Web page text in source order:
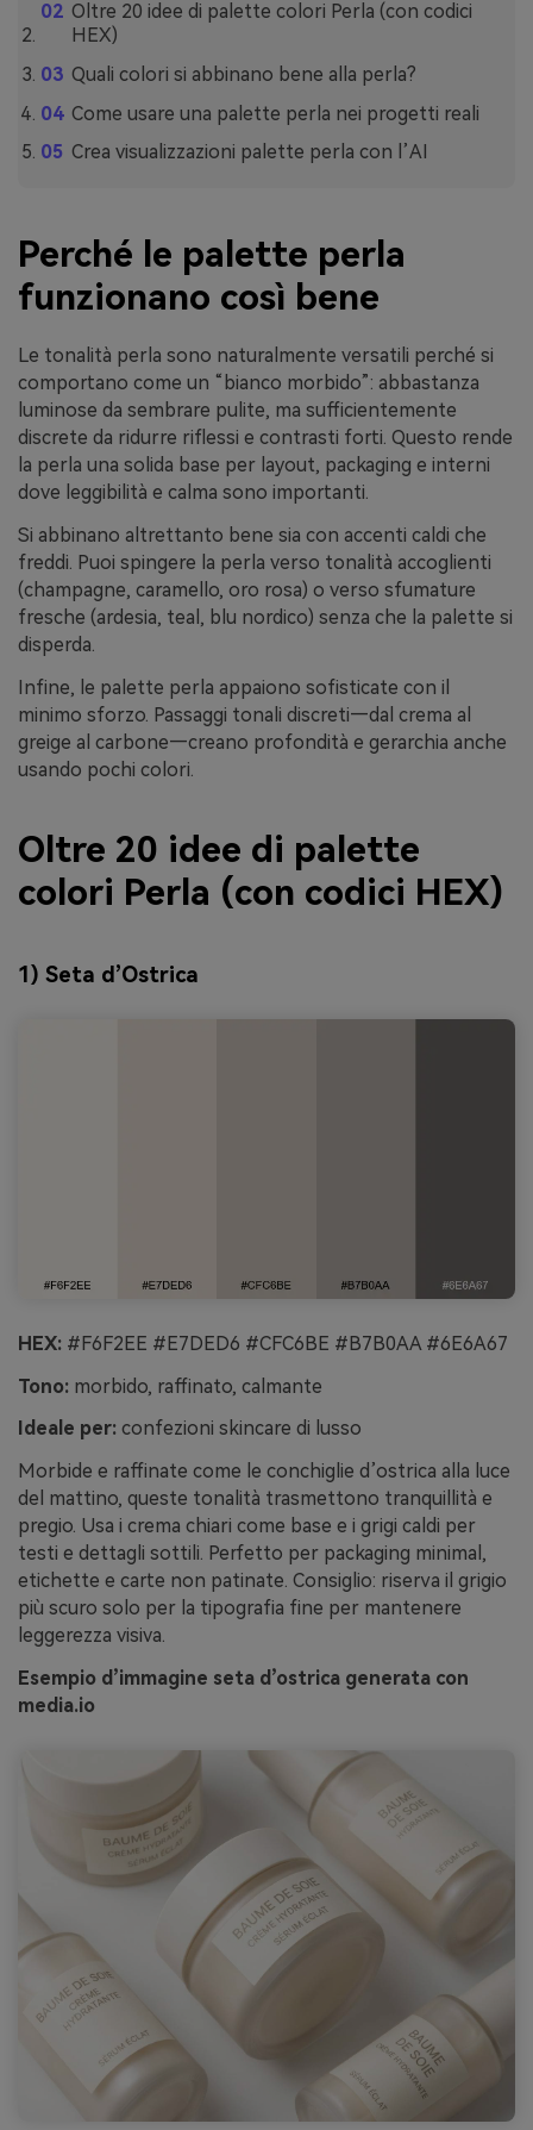
Oltre 20 idee di palette colori Perla (con codici
HEX)
Quali colori si abbinano bene alla perla?
Come usare una palette perla nei progetti reali
Crea visualizzazioni palette perla con l’AI
Perché le palette perla
funzionano così bene
Le tonalità perla sono naturalmente versatili perché si
comportano come un “bianco morbido”: abbastanza
luminose da sembrare pulite, ma sufficientemente
discrete da ridurre riflessi e contrasti forti. Questo rende
la perla una solida base per layout, packaging e interni
dove leggibilità e calma sono importanti.
Si abbinano altrettanto bene sia con accenti caldi che
freddi. Puoi spingere la perla verso tonalità accoglienti
(champagne, caramello, oro rosa) o verso sfumature
fresche (ardesia, teal, blu nordico) senza che la palette si
disperda.
Infine, le palette perla appaiono sofisticate con il
minimo sforzo. Passaggi tonali discreti—dal crema al
greige al carbone—creano profondità e gerarchia anche
usando pochi colori.
Oltre 20 idee di palette
colori Perla (con codici HEX)
1) Seta d’Ostrica
HEX: #F6F2EE #E7DED6 #CFC6BE #B7B0AA #6E6A67
Tono: morbido, raffinato, calmante
Ideale per: confezioni skincare di lusso
Morbide e raffinate come le conchiglie d’ostrica alla luce
del mattino, queste tonalità trasmettono tranquillità e
pregio. Usa i crema chiari come base e i grigi caldi per
testi e dettagli sottili. Perfetto per packaging minimal,
etichette e carte non patinate. Consiglio: riserva il grigio
più scuro solo per la tipografia fine per mantenere
leggerezza visiva.
Esempio d’immagine seta d’ostrica generata con
media.io